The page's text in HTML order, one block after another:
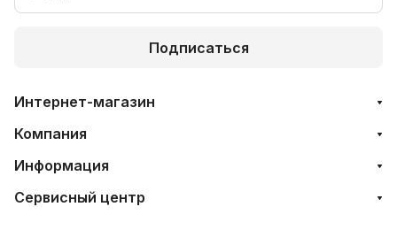
Подписаться
Интернет-магазин
Компания
Информация
Сервисный центр